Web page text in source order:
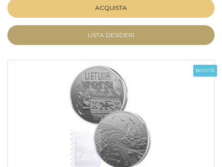
ACQUISTA
LISTA DESIDERI
NOVITÀ